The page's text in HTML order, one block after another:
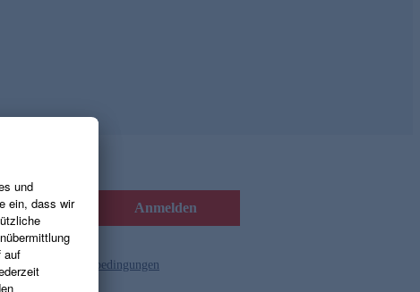
Anmelden
und die Gutscheinbedingungen